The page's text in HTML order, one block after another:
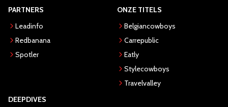
PARTNERS
Leadinfo
Redbanana
Spotler
ONZE TITELS
Belgiancowboys
Carrepublic
Eatly
Stylecowboys
Travelvalley
DEEPDIVES